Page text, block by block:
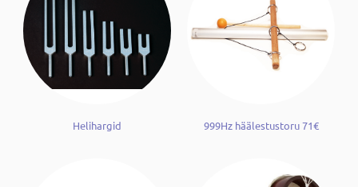
Helihargid 999Hz häälestustoru 71€